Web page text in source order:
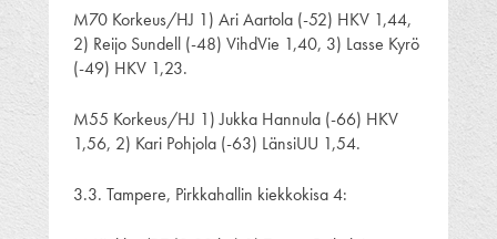
M70 Korkeus/HJ 1) Ari Aartola (-52) HKV 1,44,
2) Reijo Sundell (-48) VihdVie 1,40, 3) Lasse Kyrö
(-49) HKV 1,23.
M55 Korkeus/HJ 1) Jukka Hannula (-66) HKV
1,56, 2) Kari Pohjola (-63) LänsiUU 1,54.
3.3. Tampere, Pirkkahallin kiekkokisa 4: